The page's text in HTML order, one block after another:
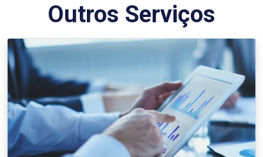
Outros Serviços